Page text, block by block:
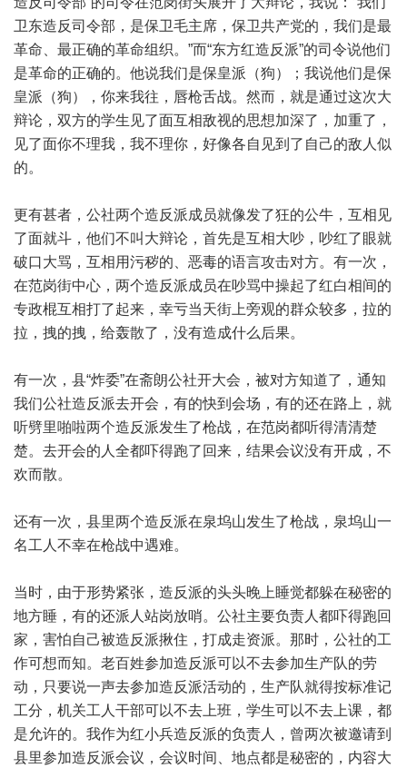
卫东造反司令部，是保卫毛主席，保卫共产党的，我们是最
革命、最正确的革命组织。”而“东方红造反派”的司令说他们
是革命的正确的。他说我们是保皇派（狗）；我说他们是保
皇派（狗），你来我往，唇枪舌战。然而，就是通过这次大
辩论，双方的学生见了面互相敌视的思想加深了，加重了，
见了面你不理我，我不理你，好像各自见到了自己的敌人似
的。
更有甚者，公社两个造反派成员就像发了狂的公牛，互相见
了面就斗，他们不叫大辩论，首先是互相大吵，吵红了眼就
破口大骂，互相用污秽的、恶毒的语言攻击对方。有一次，
在范岗街中心，两个造反派成员在吵骂中操起了红白相间的
专政棍互相打了起来，幸亏当天街上旁观的群众较多，拉的
拉，拽的拽，给轰散了，没有造成什么后果。
有一次，县“炸委”在斋朗公社开大会，被对方知道了，通知
我们公社造反派去开会，有的快到会场，有的还在路上，就
听劈里啪啦两个造反派发生了枪战，在范岗都听得清清楚
楚。去开会的人全都吓得跑了回来，结果会议没有开成，不
欢而散。
还有一次，县里两个造反派在泉坞山发生了枪战，泉坞山一
名工人不幸在枪战中遇难。
当时，由于形势紧张，造反派的头头晚上睡觉都躲在秘密的
地方睡，有的还派人站岗放哨。公社主要负责人都吓得跑回
家，害怕自己被造反派揪住，打成走资派。那时，公社的工
作可想而知。老百姓参加造反派可以不去参加生产队的劳
动，只要说一声去参加造反派活动的，生产队就得按标准记
工分，机关工人干部可以不去上班，学生可以不去上课，都
是允许的。我作为红小兵造反派的负责人，曾两次被邀请到
县里参加造反派会议，会议时间、地点都是秘密的，内容大